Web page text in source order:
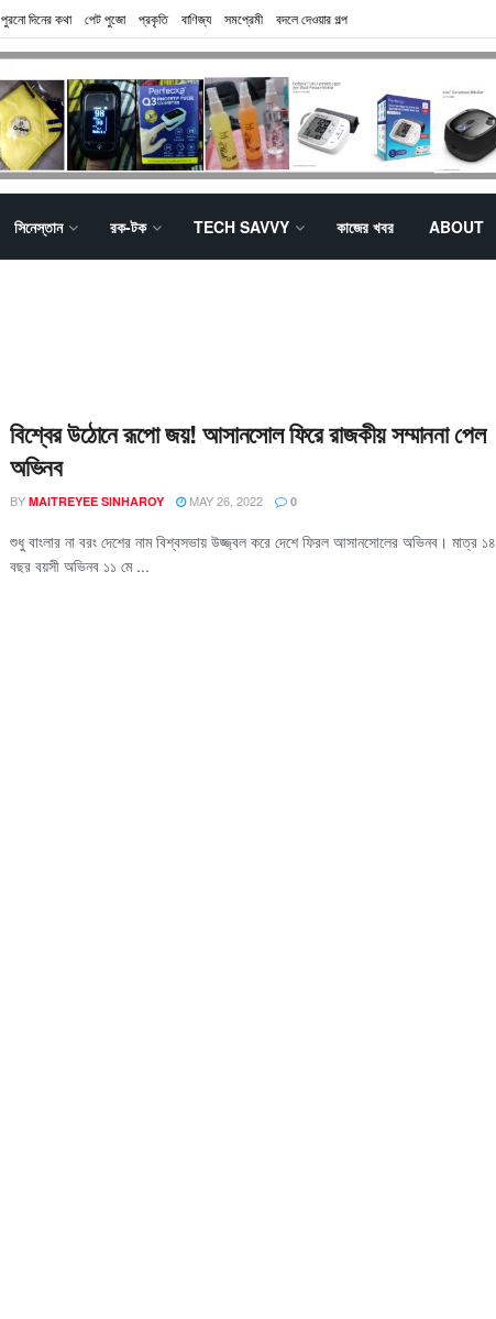
পুরনো দিনের কথা পেট পুজো প্রকৃতি বাণিজ্য সমপ্রেমী বদলে দেওয়ার গল্প
সিনেস্তান রক-টক TECH SAVVY কাজের খবর ABOUT
বিশ্বের উঠোনে রূপো জয়! আসানসোল ফিরে রাজকীয় সম্মাননা পেল
অভিনব
BY MAITREYEE SINHAROY MAY 26, 2022 0
শুধু বাংলার না বরং দেশের নাম বিশ্বসভায় উজ্জ্বল করে দেশে ফিরল আসানসোলের অভিনব। মাত্র ১৪
বছর বয়সী অভিনব ১১ মে ...